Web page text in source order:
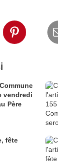
vendredi
Père
fête